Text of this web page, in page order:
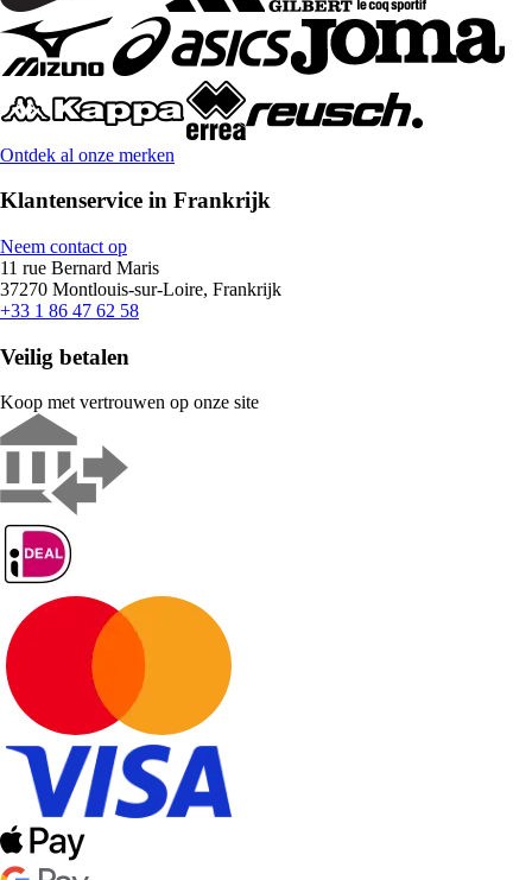
Ontdek al onze merken
Klantenservice in Frankrijk
Neem contact op
11 rue Bernard Maris
37270 Montlouis-sur-Loire, Frankrijk
+33 1 86 47 62 58
Veilig betalen
Koop met vertrouwen op onze site